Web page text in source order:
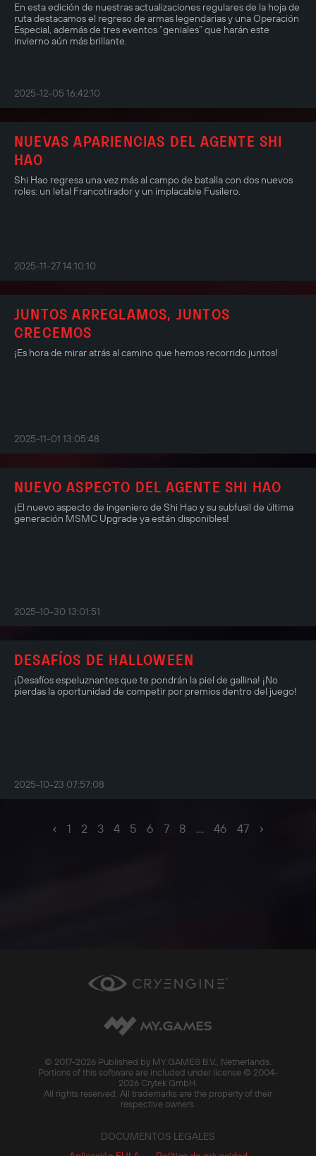
En esta edición de nuestras actualizaciones regulares de la hoja de
ruta destacamos el regreso de armas legendarias y una Operación
Especial, además de tres eventos “geniales” que harán este
invierno aún más brillante.
2025-12-05 16:42:10
NUEVAS APARIENCIAS DEL AGENTE SHI
HAO
Shi Hao regresa una vez más al campo de batalla con dos nuevos
roles: un letal Francotirador y un implacable Fusilero.
2025-11-27 14:10:10
JUNTOS ARREGLAMOS, JUNTOS
CRECEMOS
¡Es hora de mirar atrás al camino que hemos recorrido juntos!
2025-11-01 13:05:48
NUEVO ASPECTO DEL AGENTE SHI HAO
¡El nuevo aspecto de ingeniero de Shi Hao y su subfusil de última
generación MSMC Upgrade ya están disponibles!
2025-10-30 13:01:51
DESAFÍOS DE HALLOWEEN
¡Desafíos espeluznantes que te pondrán la piel de gallina! ¡No
pierdas la oportunidad de competir por premios dentro del juego!
2025-10-23 07:57:08
‹ 1 2 3 4 5 6 7 8 ... 46 47 ›
© 2017-2026 Published by MY.GAMES B.V., Netherlands.
Portions of this software are included under license © 2004-
2026 Crytek GmbH.
All rights reserved. All trademarks are the property of their
respective owners.
DOCUMENTOS LEGALES